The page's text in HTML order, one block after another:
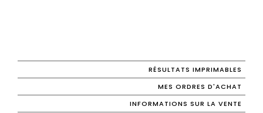
RÉSULTATS IMPRIMABLES
MES ORDRES D'ACHAT
INFORMATIONS SUR LA VENTE